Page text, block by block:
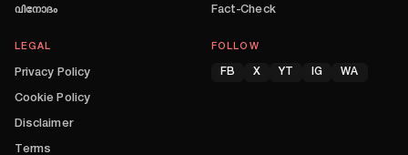
വിനോദം
Fact-Check
LEGAL
Privacy Policy
Cookie Policy
Disclaimer
Terms
FOLLOW
FB X YT IG WA